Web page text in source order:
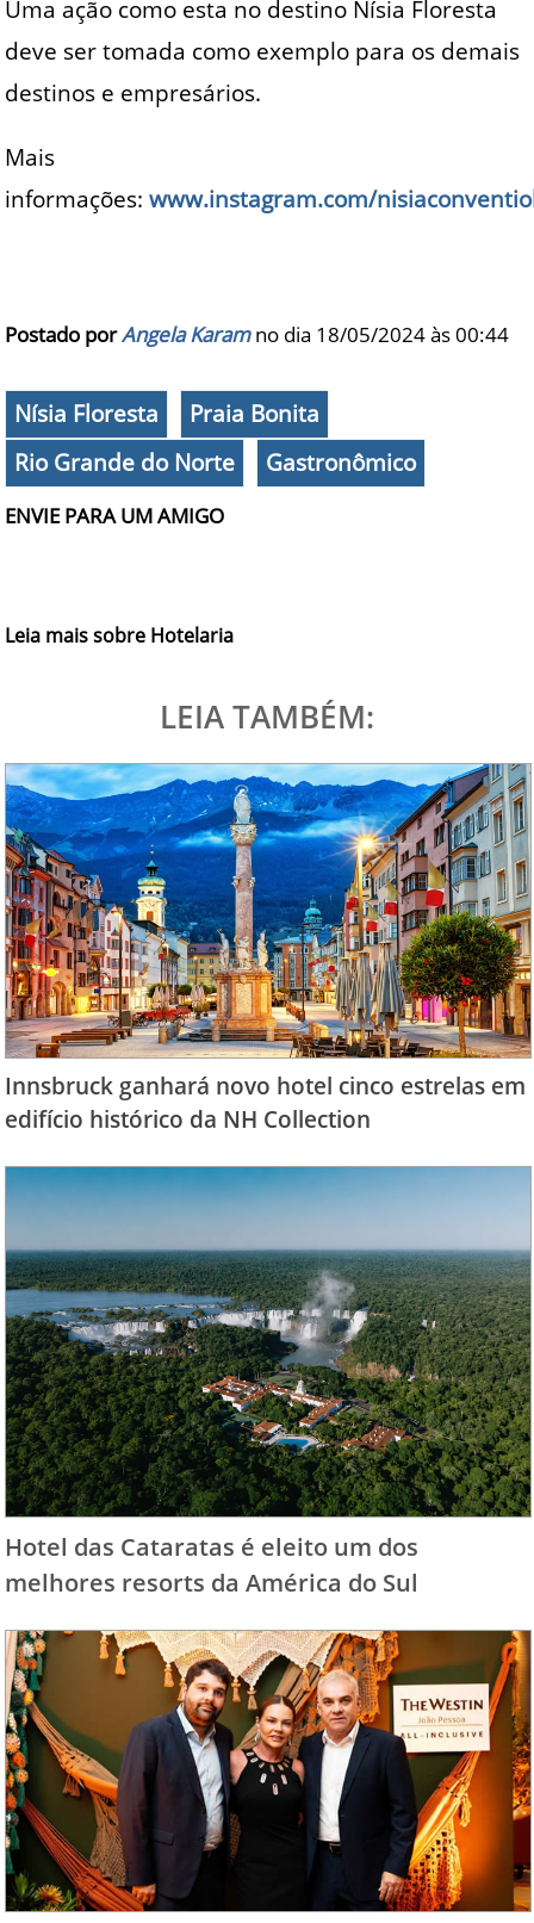
Uma ação como esta no destino Nísia Floresta
deve ser tomada como exemplo para os demais
destinos e empresários.
Mais
informações:www.instagram.com/
Postado porAngela Karamno dia 18/05/2024 às00:44
Nísia Floresta
Praia Bonita
Rio Grande do Norte
Gastronômico
ENVIE PARA UM AMIGO
Leia mais sobre Hotelaria
LEIA TAMBÉM:
Innsbruck ganhará novo hotel cinco estrelas em
edifício histórico da NH Collection
Hotel das Cataratas é eleito um dos
melhores resorts da América do Sul